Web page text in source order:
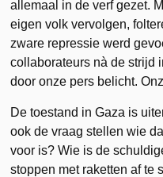
allemaal in de verf gezet.
eigen volk vervolgen,
zware repressie werd
collaborateurs nà de strijd
door onze pers belicht.
De toestand in Gaza is
ook de vraag stellen wie
voor is? Wie is de
stoppen met raketten af te